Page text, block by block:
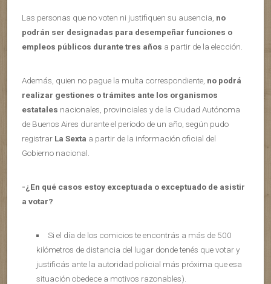
Las personas que no voten ni justifiquen su ausencia, no
podrán ser designadas para desempeñar funciones o
empleos públicos durante tres años a partir de la elección.
Además, quien no pague la multa correspondiente, no podrá
realizar gestiones o trámites ante los organismos
estatales nacionales, provinciales y de la Ciudad Autónoma
de Buenos Aires durante el período de un año, según pudo
registrar La Sexta a partir de la información oficial del
Gobierno nacional.
-¿En qué casos estoy exceptuada o exceptuado de asistir
a votar?
Si el día de los comicios te encontrás a más de 500
kilómetros de distancia del lugar donde tenés que votar y
justificás ante la autoridad policial más próxima que esa
situación obedece a motivos razonables).